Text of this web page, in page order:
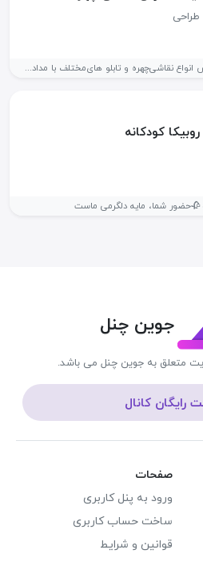
طراحی
نقاشی‌چهره و تابلو های‌مختلف با مداد...
کودکانه
🥀حضور شما، مایه دلگرمی ماست
جوین چنل
متعلق به جوین چنل می باشد.
رایگان کانال
صفحات
ورود به پنل کاربری
ساخت حساب کاربری
قوانین و شرایط